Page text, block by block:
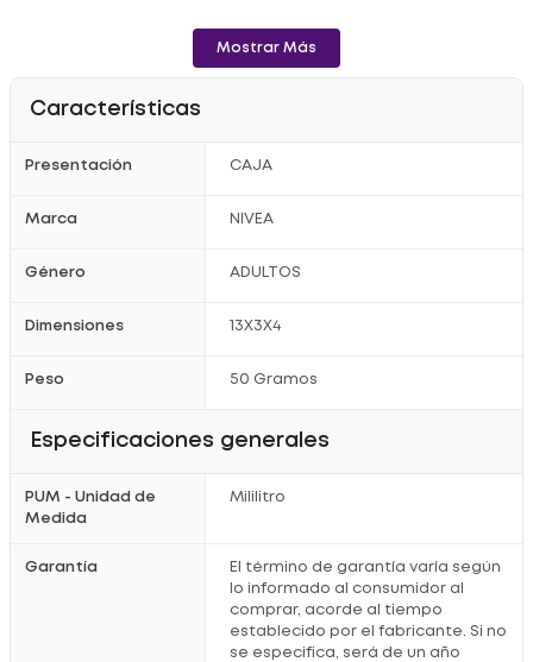
Mostrar Más
Características
Presentación CAJA
Marca NIVEA
Género ADULTOS
Dimensiones 13X3X4
Peso 50 Gramos
Especificaciones generales
PUM - Unidad de
Medida
Mililitro
Garantía
El término de garantía varía según
lo informado al consumidor al
comprar, acorde al tiempo
establecido por el fabricante. Si no
se especifica, será de un año